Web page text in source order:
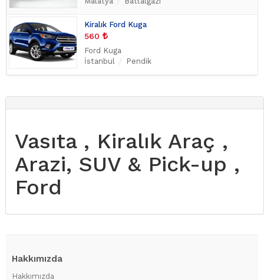
Kiralık Ford Kuga
560
Ford Kuga
İstanbul
Pendik
Vasıta , Kiralık Araç ,
Arazi, SUV & Pick-up ,
Ford
Hakkımızda
Hakkımızda